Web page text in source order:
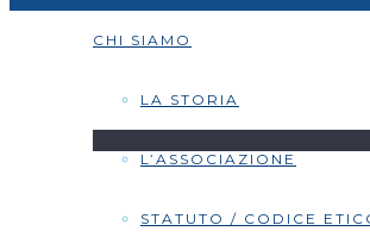
CHI SIAMO
LA STORIA
L’ASSOCIAZIONE
STATUTO / CODICE